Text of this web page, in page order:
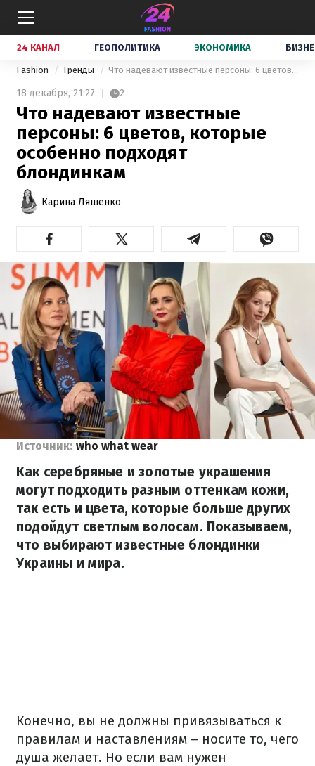
24 КАНАЛ ГЕОПОЛИТИКА ЭКОНОМИКА
Fashion Тренды Что надевают известные персоны: 6 цветов, которые особенно подходят блондинкам
18 декабря, 21:27 2
Что надевают известные
персоны: 6 цветов, которые
особенно подходят
блондинкам
Карина Ляшенко
Источник: who what wear
Как серебряные и золотые украшения
могут подходить разным оттенкам кожи,
так есть и цвета, которые больше других
подойдут светлым волосам. Показываем,
что выбирают известные блондинки
Украины и мира.
Конечно, вы не должны привязываться к
правилам и наставлениям – носите то, чего
душа желает. Но если вам нужен